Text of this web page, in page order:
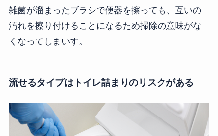
雑菌が溜まったブラシで便器を擦っても、互いの
汚れを擦り付けることになるため掃除の意味がな
くなってしまいす。
流せるタイプはトイレ詰まりのリスクがある